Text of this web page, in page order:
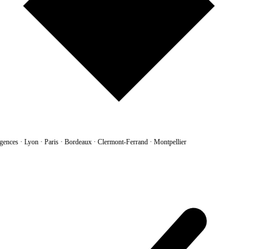
·Lyon · Paris · Bordeaux · Clermont-Ferrand · Montpellier